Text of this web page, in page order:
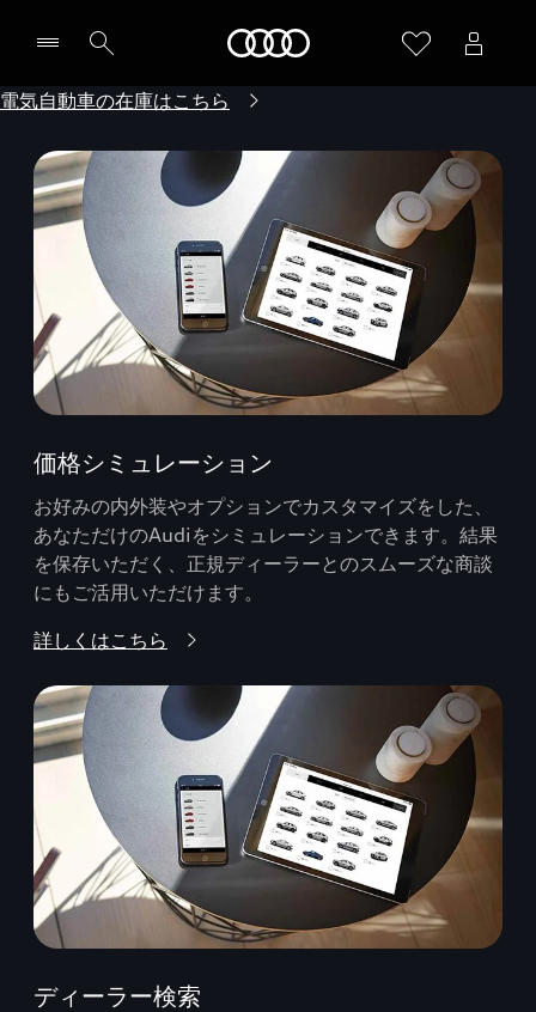
電気自動車の在庫はこちら
価格シミュレーション
お好みの内外装やオプションでカスタマイズをした、
あなただけのAudiをシミュレーションできます。結果
を保存いただく、正規ディーラーとのスムーズな商談
にもご活用いただけます。
詳しくはこちら
ディーラー検索